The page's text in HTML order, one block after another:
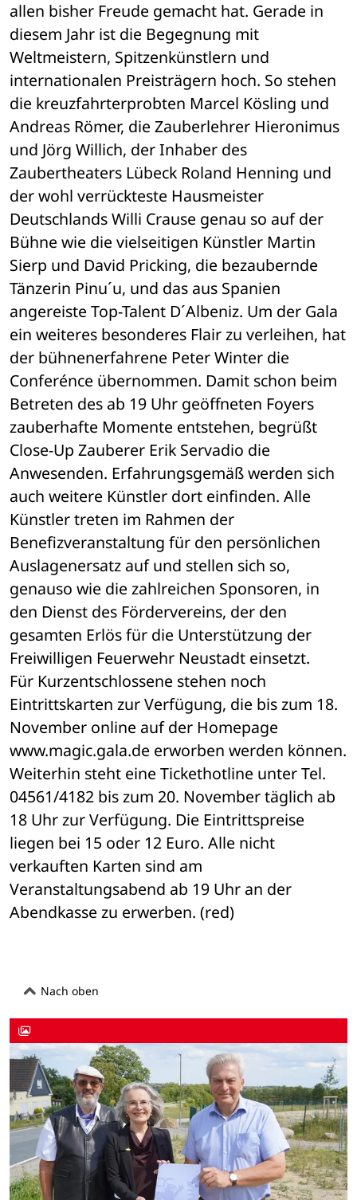
allen bisher Freude gemacht hat. Gerade in
diesem Jahr ist die Begegnung mit
Weltmeistern, Spitzenkünstlern und
internationalen Preisträgern hoch. So stehen
die kreuzfahrterprobten Marcel Kösling und
Andreas Römer, die Zauberlehrer Hieronimus
und Jörg Willich, der Inhaber des
Zaubertheaters Lübeck Roland Henning und
der wohl verrückteste Hausmeister
Deutschlands Willi Crause genau so auf der
Bühne wie die vielseitigen Künstler Martin
Sierp und David Pricking, die bezaubernde
Tänzerin Pinu´u, und das aus Spanien
angereiste Top-Talent D´Albeniz. Um der Gala
ein weiteres besonderes Flair zu verleihen, hat
der bühnenerfahrene Peter Winter die
Conferénce übernommen. Damit schon beim
Betreten des ab 19 Uhr geöffneten Foyers
zauberhafte Momente entstehen, begrüßt
Close-Up Zauberer Erik Servadio die
Anwesenden. Erfahrungsgemäß werden sich
auch weitere Künstler dort einfinden. Alle
Künstler treten im Rahmen der
Benefizveranstaltung für den persönlichen
Auslagenersatz auf und stellen sich so,
genauso wie die zahlreichen Sponsoren, in
den Dienst des Fördervereins, der den
gesamten Erlös für die Unterstützung der
Freiwilligen Feuerwehr Neustadt einsetzt.
Für Kurzentschlossene stehen noch
Eintrittskarten zur Verfügung, die bis zum 18.
November online auf der Homepage
www.magic.gala.de erworben werden können.
Weiterhin steht eine Tickethotline unter Tel.
04561/4182 bis zum 20. November täglich ab
18 Uhr zur Verfügung. Die Eintrittspreise
liegen bei 15 oder 12 Euro. Alle nicht
verkauften Karten sind am
Veranstaltungsabend ab 19 Uhr an der
Abendkasse zu erwerben. (red)
Nach oben